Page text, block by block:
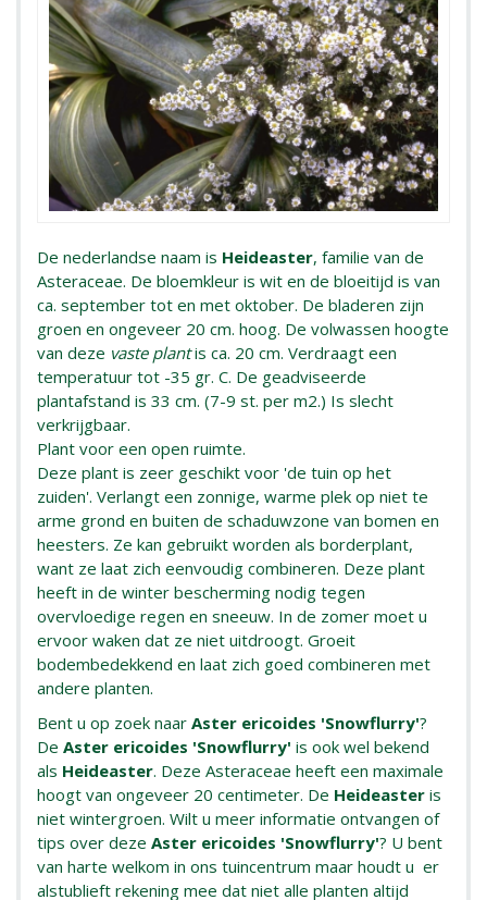
De nederlandse naam is Heideaster, familie van de
Asteraceae. De bloemkleur is wit en de bloeitijd is van
ca. september tot en met oktober. De bladeren zijn
groen en ongeveer 20 cm. hoog. De volwassen hoogte
van deze vaste plantis ca. 20 cm. Verdraagt een
temperatuur tot -35 gr. C. De geadviseerde
plantafstand is 33 cm. (7-9 st. per m2.) Is slecht
verkrijgbaar.
Plant voor een open ruimte.
Deze plant is zeer geschikt voor 'de tuin op het
zuiden'. Verlangt een zonnige, warme plek op niet te
arme grond en buiten de schaduwzone van bomen en
heesters. Ze kan gebruikt worden als borderplant,
want ze laat zich eenvoudig combineren. Deze plant
heeft in de winter bescherming nodig tegen
overvloedige regen en sneeuw. In de zomer moet u
ervoor waken dat ze niet uitdroogt. Groeit
bodembedekkend en laat zich goed combineren met
andere planten.
Bent u op zoek naar Aster ericoides 'Snowflurry'?
De Aster ericoides 'Snowflurry' is ook wel bekend
als Heideaster. Deze Asteraceae heeft een maximale
hoogt van ongeveer 20 centimeter. De Heideaster is
niet wintergroen. Wilt u meer informatie ontvangen of
tips over deze Aster ericoides 'Snowflurry'? U bent
van harte welkom in ons tuincentrum maar houdt u er
alstublieft rekening mee dat niet alle planten altijd